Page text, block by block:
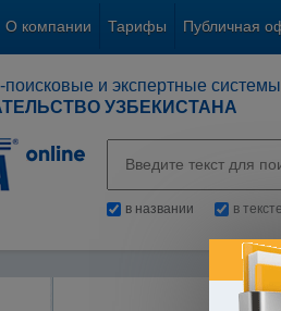
О компании Тарифы Публичная
и экспертные системы
УЗБЕКИСТАНА
в названии в